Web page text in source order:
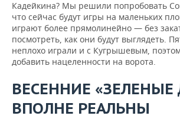
Кадейкина? Мы решили попробовать
что сейчас будут игры на маленьких
играют более прямолинейно — без
посмотреть, как они будут выглядеть.
неплохо играли и с Кугрышевым,
добавить нацеленности на ворота.
ВЕСЕННИЕ «ЗЕЛЕНЫЕ
ВПОЛНЕ РЕАЛЬНЫ